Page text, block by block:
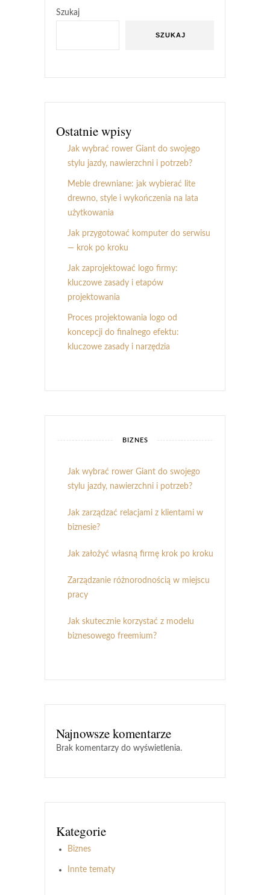
Szukaj
SZUKAJ
Ostatnie wpisy
Jak wybrać rower Giant do swojego
stylu jazdy, nawierzchni i potrzeb?
Meble drewniane: jak wybierać lite
drewno, style i wykończenia na lata
użytkowania
Jak przygotować komputer do serwisu
— krok po kroku
Jak zaprojektować logo firmy:
kluczowe zasady i etapów
projektowania
Proces projektowania logo od
koncepcji do finalnego efektu:
kluczowe zasady i narzędzia
BIZNES
Jak wybrać rower Giant do swojego
stylu jazdy, nawierzchni i potrzeb?
Jak zarządzać relacjami z klientami w
biznesie?
Jak założyć własną firmę krok po kroku
Zarządzanie różnorodnością w miejscu
pracy
Jak skutecznie korzystać z modelu
biznesowego freemium?
Najnowsze komentarze
Brak komentarzy do wyświetlenia.
Kategorie
Biznes
Innte tematy